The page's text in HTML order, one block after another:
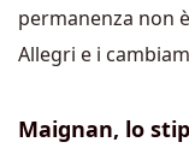
permanenza non
Allegri e i
Maignan, lo